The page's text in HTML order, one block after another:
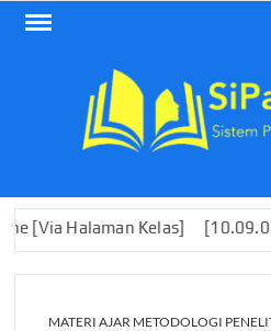
Skip
Kelas] [10.09.06] [2021]
MATERI AJAR METODOLOGI